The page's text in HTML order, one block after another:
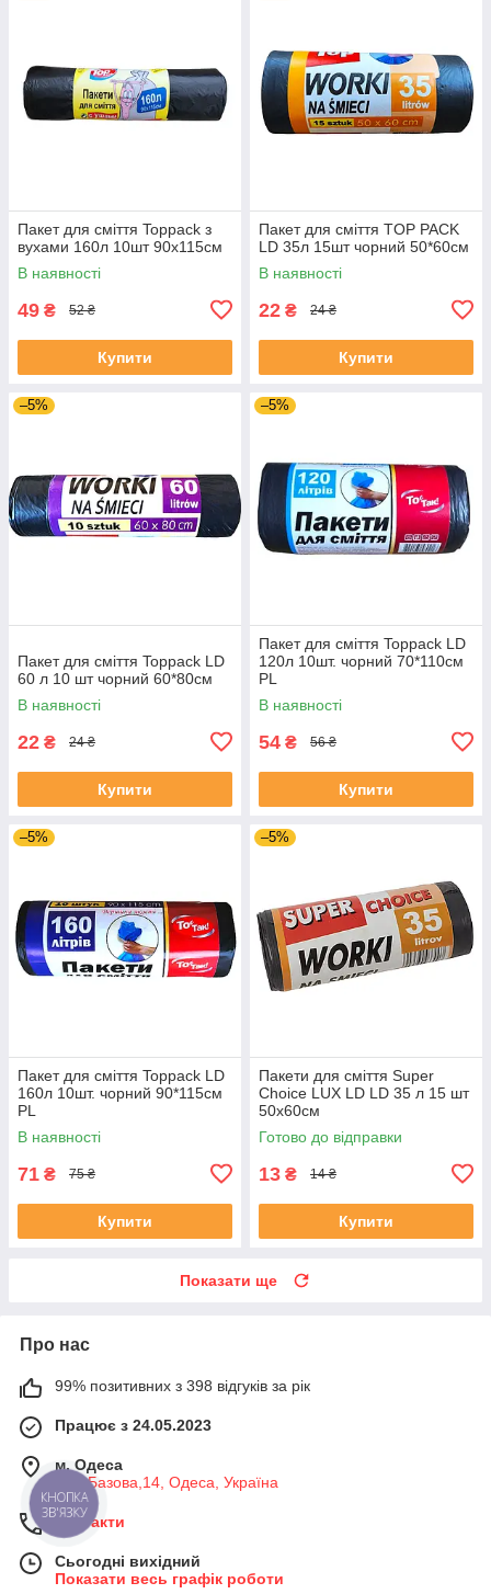
Пакет для сміття Toppack з
вухами 160л 10шт 90х115см
В наявності
49 ₴ 52 ₴
Купити
Пакет для сміття TOP PACK
LD 35л 15шт чорний 50*60см
В наявності
22 ₴ 24 ₴
Купити
–5%
Пакет для сміття Toppack LD
60 л 10 шт чорний 60*80см
В наявності
22 ₴ 24 ₴
Купити
–5%
Пакет для сміття Toppack LD
120л 10шт. чорний 70*110см
PL
В наявності
54 ₴ 56 ₴
Купити
–5%
Пакет для сміття Toppack LD
160л 10шт. чорний 90*115см
PL
В наявності
71 ₴ 75 ₴
Купити
–5%
Пакети для сміття Super
Choice LUX LD LD 35 л 15 шт
50х60см
Готово до відправки
13 ₴ 14 ₴
Купити
Показати ще
Про нас
99% позитивних з 398 відгуків за рік
Працює з 24.05.2023
м. Одеса
вул. Базова,14, Одеса, Україна
Контакти
Сьогодні вихідний
Показати весь графік роботи